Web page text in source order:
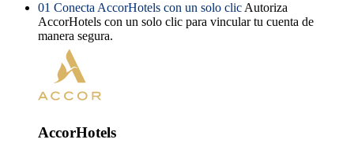
01 Conecta AccorHotels con un solo clic Autoriza
AccorHotels con un solo clic para vincular tu cuenta de
manera segura.
AccorHotels